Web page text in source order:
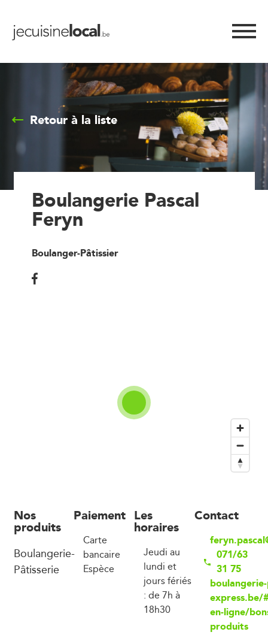
Retour à la liste
Boulangerie Pascal
Feryn
Boulanger-Pâtissier
Nos
produits
Boulangerie-
Pâtisserie
Paiement
Carte
bancaire
Espèce
Les
horaires
Jeudi au
lundi et
jours fériés
: de 7h à
18h30
Contact
071/63
31 75
express.be/
en-ligne/
produits